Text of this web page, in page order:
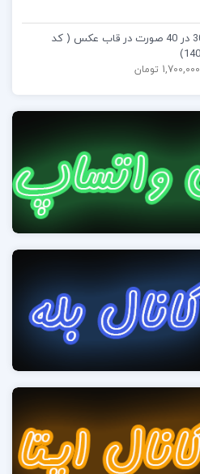
تصویر سیاه قلم 30 در 40 صورت در قاب عکس ( کد
1,700,000 تومان